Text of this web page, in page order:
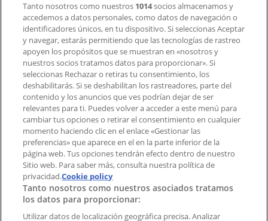
Contacto comercial y de marketing
Tienda mal colocada en el mapa
Notificar un folleto
¿Encontraste un problema en la web o en la
aplicación?
Índices
Marcas
Marcas locales
Negocios
Negocios cercanos
Productos
Productos locales
Tanto nosotros como nuestros 1014socios almacenamos y
accedemos a datos personales, como datos de navegación o
identificadores únicos, en tu dispositivo. Si seleccionas Aceptar
y navegar, estarás permitiendo que las tecnologías de rastreo
apoyen los propósitos que se muestran en «nosotros y
nuestros socios tratamos datos para proporcionar». Si
seleccionas Rechazar o retiras tu consentimiento, los
deshabilitarás. Si se deshabilitan los rastreadores, parte del
contenido y los anuncios que ves podrían dejar de ser
relevantes para ti. Puedes volver a acceder a este menú para
cambiar tus opciones o retirar el consentimiento en cualquier
momento haciendo clic en el enlace «Gestionar las
preferencias» que aparece en el en la parte inferior de la
página web. Tus opciones tendrán efecto dentro de nuestro
Sitio web. Para saber más, consulta nuestra política de
privacidad.Cookie policy
Tanto nosotros como nuestros asociados tratamos
los datos para proporcionar:
Utilizar datos de localización geográfica precisa. Analizar